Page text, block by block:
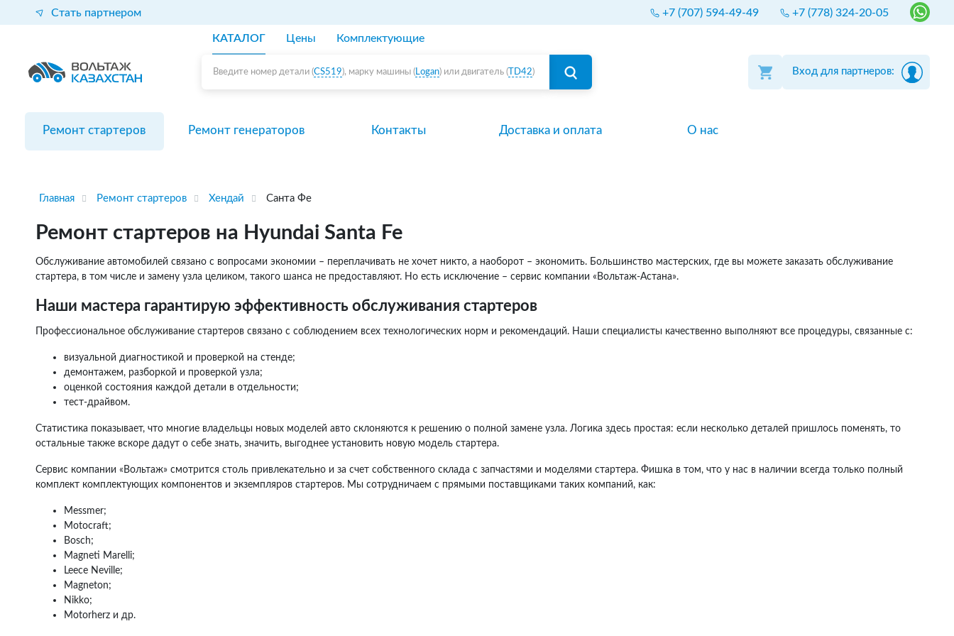
Стать партнером +7 (707) 594-49-49 +7 (778) 324-20-05
КАТАЛОГ Цены Комплектующие
Введите номер детали (CS519), марку машины (Logan) или двигатель ( TD42) Вход для партнеров:
Ремонт стартеров Ремонт генераторов Контакты Доставка и оплата О нас
Главная Ремонт стартеров Хендай Санта Фе
Ремонт стартеров на Hyundai Santa Fe
Обслуживание автомобилей связано с вопросами экономии – переплачивать не хочет никто, а наоборот – экономить. Большинство мастерских, где вы можете заказать обслуживание
стартера, в том числе и замену узла целиком, такого шанса не предоставляют. Но есть исключение – сервис компании «Вольтаж-Астана».
Наши мастера гарантирую эффективность обслуживания стартеров
Профессиональное обслуживание стартеров связано с соблюдением всех технологических норм и рекомендаций. Наши специалисты качественно выполняют все процедуры, связанные с:
визуальной диагностикой и проверкой на стенде;
демонтажем, разборкой и проверкой узла;
оценкой состояния каждой детали в отдельности;
тест-драйвом.
Статистика показывает, что многие владельцы новых моделей авто склоняются к решению о полной замене узла. Логика здесь простая: если несколько деталей пришлось поменять, то
остальные также вскоре дадут о себе знать, значить, выгоднее установить новую модель стартера.
Сервис компании «Вольтаж» смотрится столь привлекательно и за счет собственного склада с запчастями и моделями стартера. Фишка в том, что у нас в наличии всегда только полный
комплект комплектующих компонентов и экземпляров стартеров. Мы сотрудничаем с прямыми поставщиками таких компаний, как:
Messmer;
Motocraft;
Bosch;
Magneti Marelli;
Leece Neville;
Magneton;
Nikko;
Motorherz и др.